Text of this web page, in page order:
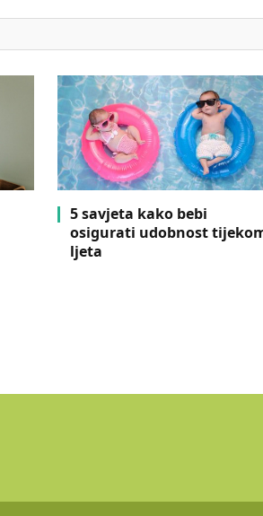
5 savjeta kako bebi
osigurati udobnost
ljeta